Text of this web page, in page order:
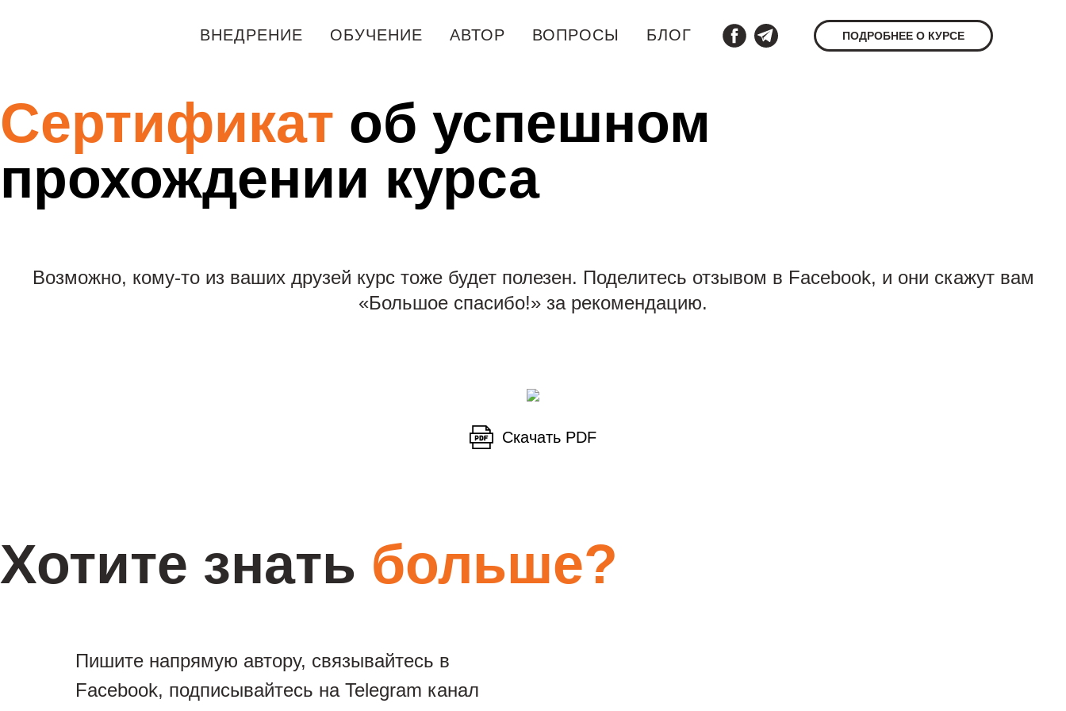
ВНЕДРЕНИЕ ОБУЧЕНИЕ АВТОР ВОПРОСЫ БЛОГ ПОДРОБНЕЕ О КУРСЕ
Сертификат об успешном
прохождении курса
Возможно, кому-то из ваших друзей курс тоже будет полезен. Поделитесь отзывом в Facebook, и они скажут вам
«Большое спасибо!» за рекомендацию.
Скачать PDF
Хотите знать больше?
Пишите напрямую автору, связывайтесь в
Facebook, подписывайтесь на Telegram канал